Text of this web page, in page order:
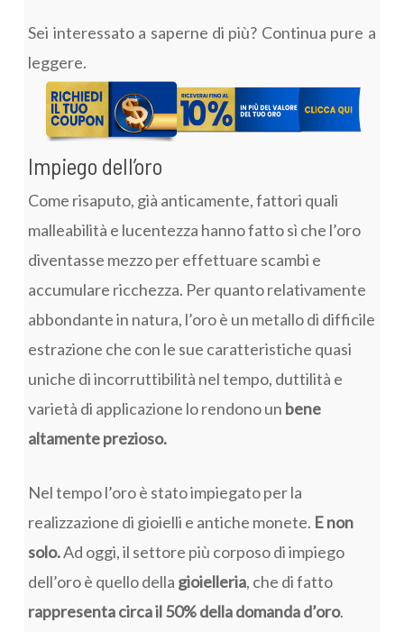
Sei interessato a saperne di più? Continua pure a
leggere.
Impiego dell’oro
Come risaputo, già anticamente, fattori quali
malleabilità e lucentezza hanno fatto sì che l’oro
diventasse mezzo per effettuare scambi e
accumulare ricchezza. Per quanto relativamente
abbondante in natura, l’oro è un metallo di difficile
estrazione che con le sue caratteristiche quasi
uniche di incorruttibilità nel tempo, duttilità e
varietà di applicazione lo rendono un bene
altamente prezioso.
Nel tempo l’oro è stato impiegato per la
realizzazione di gioielli e antiche monete. E non
solo.Ad oggi, il settore più corposo di impiego
dell’oro è quello della gioielleria, che di fatto
rappresenta circa il 50% della domanda d’oro.